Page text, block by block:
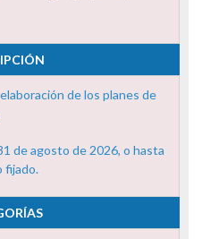
de los planes de
de agosto de 2026, o hasta
fijado.